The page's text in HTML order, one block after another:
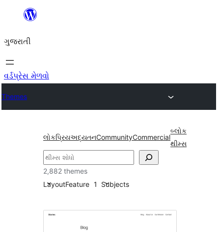
કંટેન્ટ(લખાણ)
જાઓ
ગુજરાતી
વર્ડપ્રેસ મેળવો
Themes
લોકપ્રિયઅદ્યતનCommunityCommercial
બ્લોક
થીમ્સ
શોધો
2,882 themes
LayoutFeature 1 Subjects
Block